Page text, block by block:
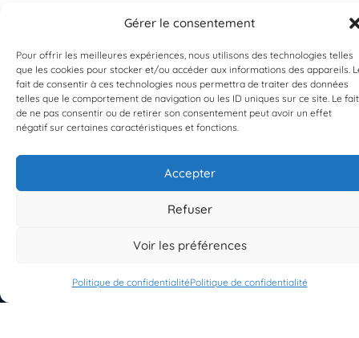
Gérer le consentement
Pour offrir les meilleures expériences, nous utilisons des technologies telles
que les cookies pour stocker et/ou accéder aux informations des appareils.
fait de consentir à ces technologies nous permettra de traiter des données
telles que le comportement de navigation ou les ID uniques sur ce site. Le fait
de ne pas consentir ou de retirer son consentement peut avoir un effet
négatif sur certaines caractéristiques et fonctions.
Accepter
Refuser
Voir les préférences
Politique de confidentialitéPolitique de confidentialité
EST UN PROGRAMME DE
S'INSCRIRE À LA NEWSLETTER